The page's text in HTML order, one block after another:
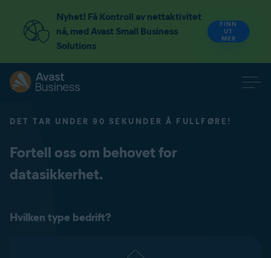
Nyhet! Få Kontroll av nettaktivitet
nå, med Avast Small Business
Solutions
FINN
UT
MER
DET TAR UNDER 90 SEKUNDER Å FULLFØRE!
Fortell oss om behovet for
datasikkerhet.
Hvilken type bedrift?